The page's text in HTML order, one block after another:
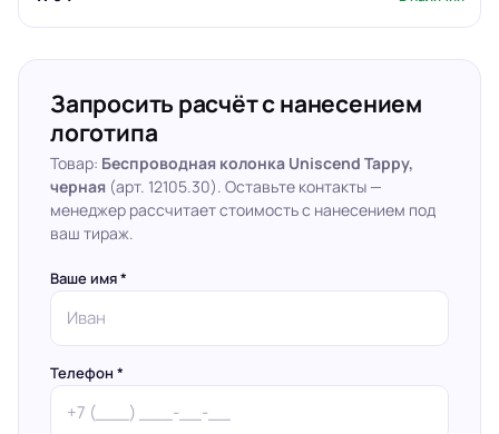
Запросить расчёт с нанесением
логотипа
Товар: Беспроводная колонка Uniscend Tappy,
черная (арт. 12105.30). Оставьте контакты —
менеджер рассчитает стоимость с нанесением под
ваш тираж.
Ваше имя *
Телефон *